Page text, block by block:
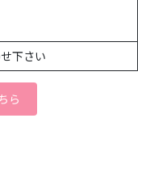
下さい
ら